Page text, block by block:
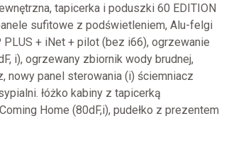
tapicerka i poduszki 60 EDITION
sufitowe z podświetleniem, Alu-felgi
PLUS + iNet + pilot (bez i66), ogrzewanie
i), ogrzewany zbiornik wody brudnej,
nowy panel sterowania (i) ściemniacz
łóżko kabiny z tapicerką
Home (80dF,i), pudełko z prezentem